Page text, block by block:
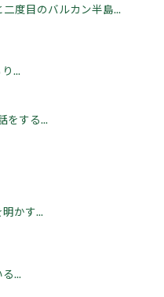
二度目のバルカン半島...
...
をする...
かす...
...